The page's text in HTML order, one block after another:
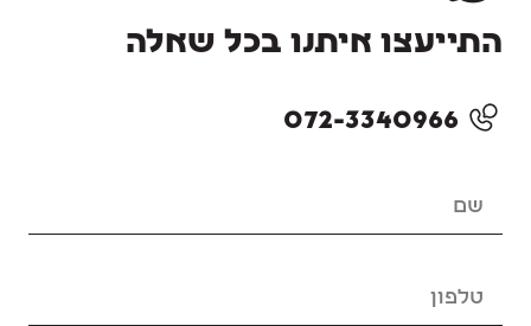
התייעצו איתנו בכל שאלה
072-3340966